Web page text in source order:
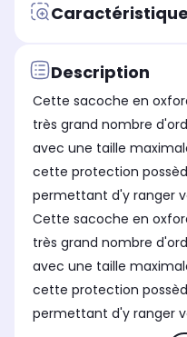
Description
Cette sacoche en
très grand nombre
avec une taille
cette protection
permettant d'y ranger
Cette sacoche en
très grand nombre
avec une taille
cette protection
permettant d'y ranger